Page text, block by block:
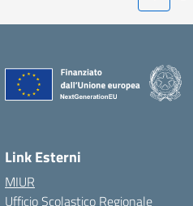
Link Esterni
MIUR
Ufficio Scolastico Regionale